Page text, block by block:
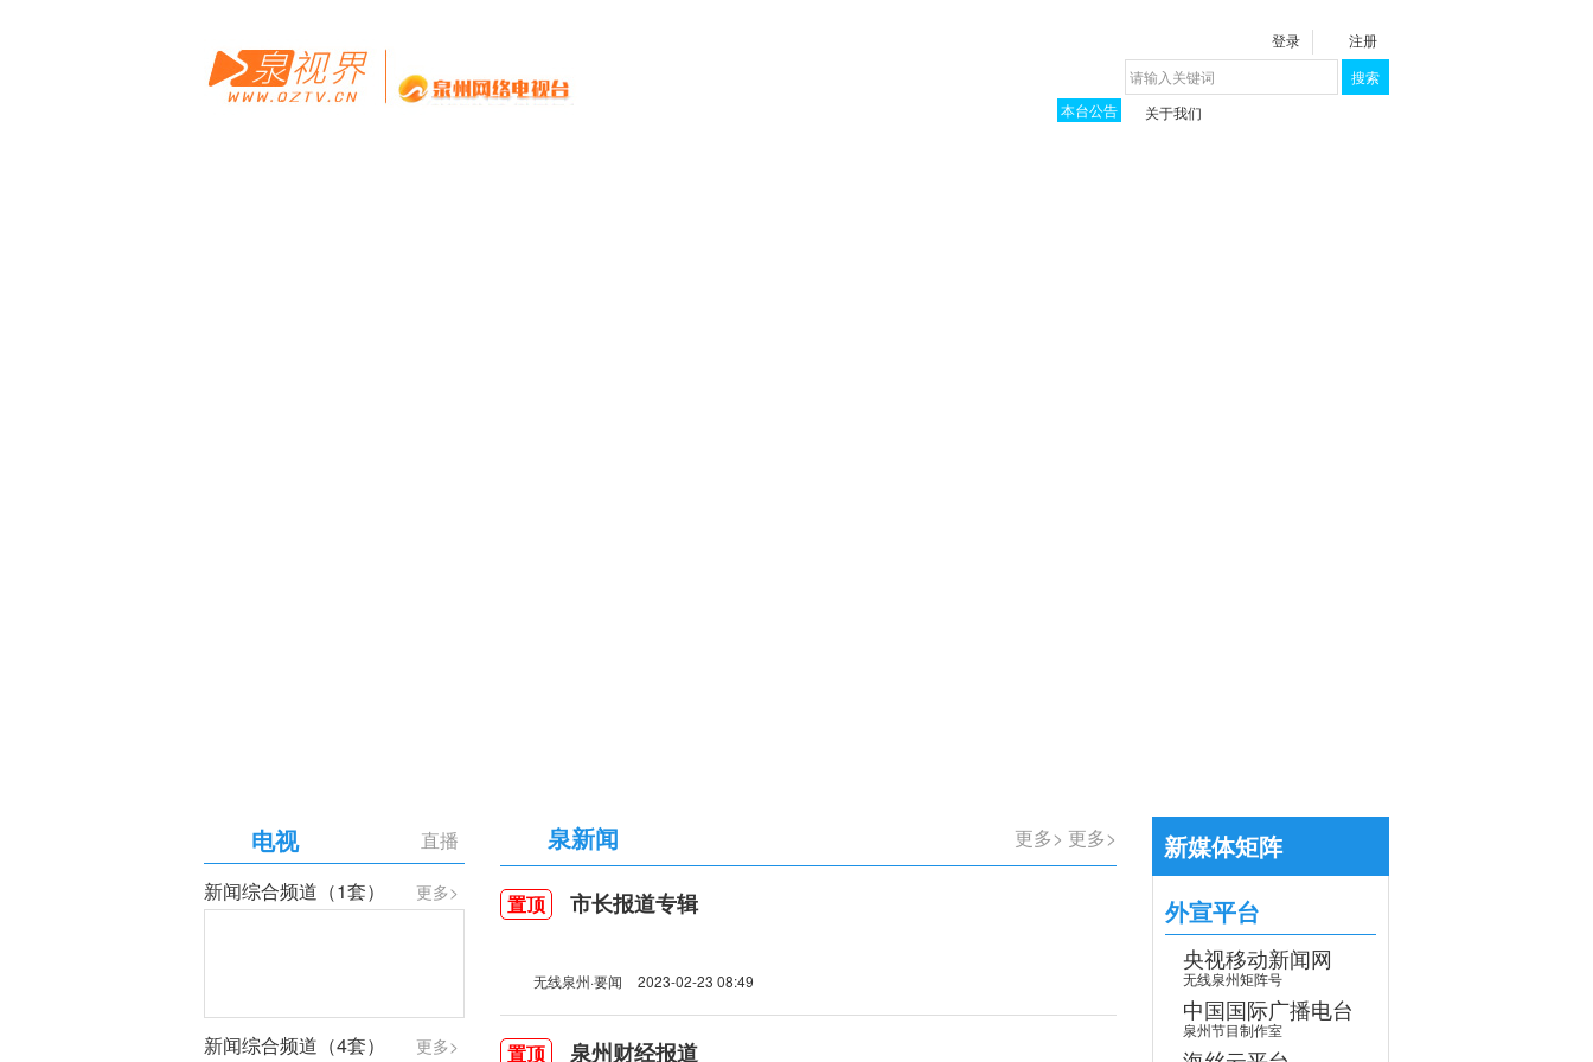
登录
注册
搜索
本台公告
关于我们
直播
电视
更多>
新闻综合频道（1套）
更多>
新闻综合频道（4套）
更多> 更多>
泉新闻
置顶 市长报道专辑
无线泉州·要闻 2023-02-23 08:49
置顶 泉州财经报道
新媒体矩阵
外宣平台
央视移动新闻网
无线泉州矩阵号
中国国际广播电台
泉州节目制作室